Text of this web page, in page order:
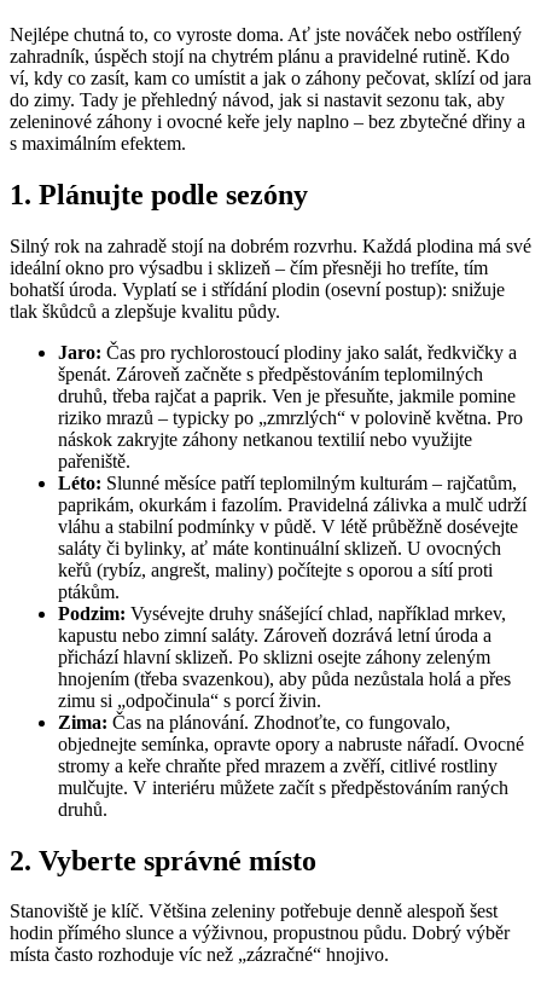
Nejlépe chutná to, co vyroste doma. Ať jste nováček nebo ostřílený
zahradník, úspěch stojí na chytrém plánu a pravidelné rutině. Kdo
ví, kdy co zasít, kam co umístit a jak o záhony pečovat, sklízí od jara
do zimy. Tady je přehledný návod, jak si nastavit sezonu tak, aby
zeleninové záhony i ovocné keře jely naplno – bez zbytečné dřiny a
s maximálním efektem.
1. Plánujte podle sezóny
Silný rok na zahradě stojí na dobrém rozvrhu. Každá plodina má své
ideální okno pro výsadbu i sklizeň – čím přesněji ho trefíte, tím
bohatší úroda. Vyplatí se i střídání plodin (osevní postup): snižuje
tlak škůdců a zlepšuje kvalitu půdy.
Jaro: Čas pro rychlorostoucí plodiny jako salát, ředkvičky a
špenát. Zároveň začněte s předpěstováním teplomilných
druhů, třeba rajčat a paprik. Ven je přesuňte, jakmile pomine
riziko mrazů – typicky po „zmrzlých“ v polovině května. Pro
náskok zakryjte záhony netkanou textilií nebo využijte
pařeniště.
Léto: Slunné měsíce patří teplomilným kulturám – rajčatům,
paprikám, okurkám i fazolím. Pravidelná zálivka a mulč udrží
vláhu a stabilní podmínky v půdě. V létě průběžně dosévejte
saláty či bylinky, ať máte kontinuální sklizeň. U ovocných
keřů (rybíz, angrešt, maliny) počítejte s oporou a sítí proti
ptákům.
Podzim: Vysévejte druhy snášející chlad, například mrkev,
kapustu nebo zimní saláty. Zároveň dozrává letní úroda a
přichází hlavní sklizeň. Po sklizni osejte záhony zeleným
hnojením (třeba svazenkou), aby půda nezůstala holá a přes
zimu si „odpočinula“ s porcí živin.
Zima: Čas na plánování. Zhodnoťte, co fungovalo,
objednejte semínka, opravte opory a nabruste nářadí. Ovocné
stromy a keře chraňte před mrazem a zvěří, citlivé rostliny
mulčujte. V interiéru můžete začít s předpěstováním raných
druhů.
2. Vyberte správné místo
Stanoviště je klíč. Většina zeleniny potřebuje denně alespoň šest
hodin přímého slunce a výživnou, propustnou půdu. Dobrý výběr
místa často rozhoduje víc než „zázračné“ hnojivo.